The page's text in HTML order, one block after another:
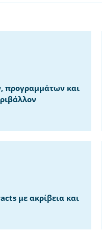
προγραμμάτων και
με ακρίβεια και